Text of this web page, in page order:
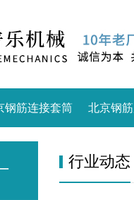
钢筋连接套筒 北京钢
行业动态